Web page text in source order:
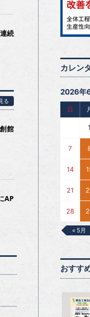
続
る
館
AP
カレン
2026年
日
1
7
14
21
28
« 5月
おすす